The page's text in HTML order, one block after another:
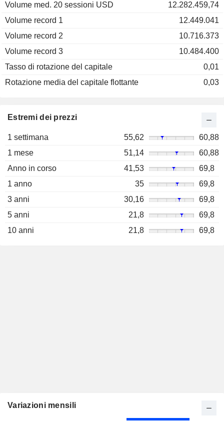
Volume med. 20 sessioni USD
12.282.459,74
Volume record 1
12.449.041
Volume record 2
10.716.373
Volume record 3
10.484.400
Tasso di rotazione del capitale
0,01
Rotazione media del capitale flottante
0,03
Estremi dei prezzi
1 settimana 55,62
60,88
1 mese
51,14
60,88
Anno in corso
41,53
69,8
1 anno
35
69,8
3 anni
30,16
69,8
5 anni
21,8
69,8
10 anni
21,8 69,8
Variazioni mensili